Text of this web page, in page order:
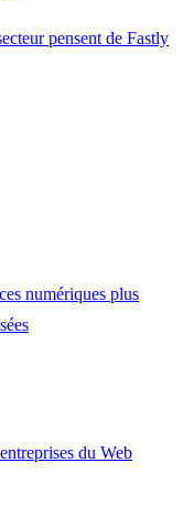
pensent de Fastly
numériques plus
du Web